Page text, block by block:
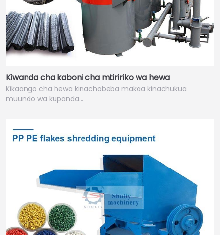
Kiwanda cha kaboni cha mtiririko wa hewa
Kikaango cha hewa kinachobeba makaa kinachukua
muundo wa kupanda…